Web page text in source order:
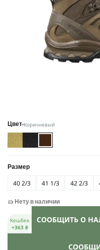
Цвет Коричневый
Размер
40 2/3 41 1/3 42 2/3
Нету в наличии
Кешбек
+363 ₴
СООБЩИТЬ О